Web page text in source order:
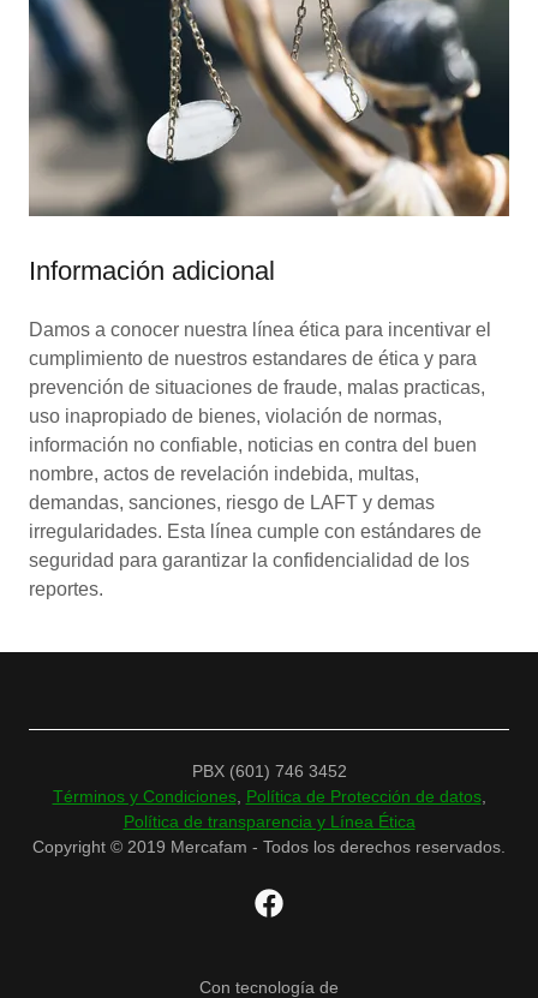
Información adicional
Damos a conocer nuestra línea ética para incentivar el
cumplimiento de nuestros estandares de ética y para
prevención de situaciones de fraude, malas practicas,
uso inapropiado de bienes, violación de normas,
información no confiable, noticias en contra del buen
nombre, actos de revelación indebida, multas,
demandas, sanciones, riesgo de LAFT y demas
irregularidades. Esta línea cumple con estándares de
seguridad para garantizar la confidencialidad de los
reportes.
PBX (601) 746 3452
Términos y Condiciones, Política de Protección de datos,
Política de transparencia y Línea Ética
Copyright © 2019 Mercafam - Todos los derechos reservados.
Con tecnología de